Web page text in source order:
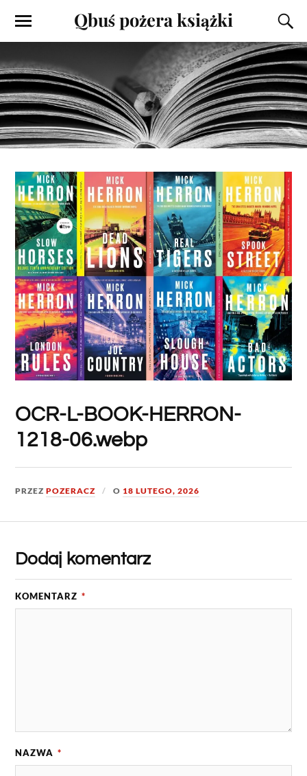
Qbuś pożera książki
OCR-L-BOOK-HERRON-
1218-06.webp
PRZEZPOZERACZ O 18 LUTEGO, 2026
Dodaj komentarz
KOMENTARZ *
NAZWA *